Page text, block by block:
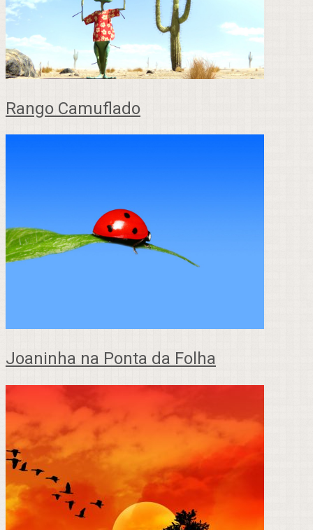
Rango Camuflado
Joaninha na Ponta da Folha